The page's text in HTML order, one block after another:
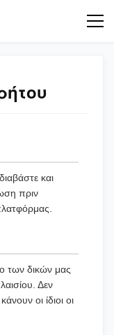
και
πριν
των δικών μας
Δεν
οι ίδιοι οι